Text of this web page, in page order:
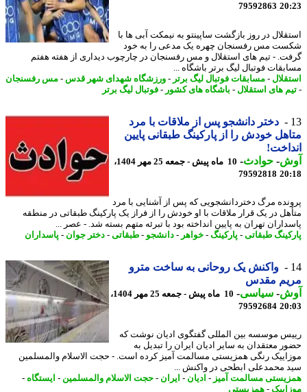
79592863
در روز بازگشت ساپینتو به نیمکت آبی ها با
مس رفسنجان چهره یک مدعی را به خود
- تیم های استقلال و مس رفسنجان در چارچوب دیداری از هفته هفتم
فوتبال لیگ برتر باشگاه ...
-مسابقات فوتبال لیگ برتر - ورزشگاه شهدای شهر قدس-مس رفسنجان
های استقلال-باشگاه های کشور-فوتبال لیگ برتر
دختر دانشجو پس از ملاقات با مرد
خودش را از پارکینگ طبقانی پایین
-حوادث -
10 ماه پیش - جمعه 25 مهر 1404،
79592818
مرگ دختردانشجویی که پس از آشنایی با مرد
در یک قرار ملاقات با او خودش را از فراز یک پارکینگ طبقاتی در منطقه
تهران به پایین انداخته بود با تبرئه متهم بسته شد. - عصر ...
طبقاتی-پارکینگ-خواهر- دانشجو-طبقاتی-دختر جوان- پاسداران
واکنش یک روحانی به ساخت مترو
مقدس
-سیاسی-
10 ماه پیش - جمعه 25 مهر 1404،
79592684
موسسه بین المللی گفتگوی ادیان نوشت که
معتقدان به سایر ادیان ایران را تبدیل به
رنگی همزیستی مسالمت آمیز کرده است. - حجت الاسلام والمسلمین
محمدعلی ابطحی در واکنش ...
مسالمت آمیز -ادیان -ایران - حجت الاسلام والمسلمین-ایستگاه-
-همزیستی